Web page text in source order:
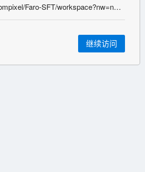
https://wandb.ai/bmpixel/Faro-SFT/workspace?nw=nwuserbmpixel
继续访问